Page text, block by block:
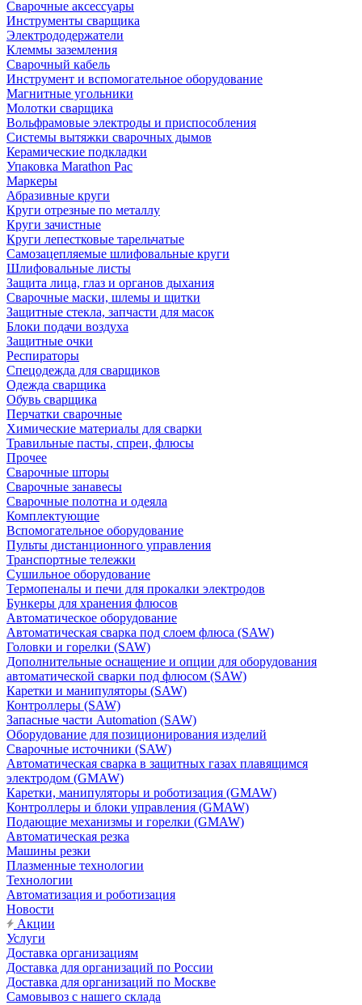
Сварочные аксессуары
Инструменты сварщика
Электрододержатели
Клеммы заземления
Сварочный кабель
Инструмент и вспомогательное оборудование
Магнитные угольники
Молотки сварщика
Вольфрамовые электроды и приспособления
Системы вытяжки сварочных дымов
Керамические подкладки
Упаковка Marathon Pac
Маркеры
Абразивные круги
Круги отрезные по металлу
Круги зачистные
Круги лепестковые тарельчатые
Самозацепляемые шлифовальные круги
Шлифовальные листы
Защита лица, глаз и органов дыхания
Сварочные маски, шлемы и щитки
Защитные стекла, запчасти для масок
Блоки подачи воздуха
Защитные очки
Респираторы
Спецодежда для сварщиков
Одежда сварщика
Обувь сварщика
Перчатки сварочные
Химические материалы для сварки
Травильные пасты, спреи, флюсы
Прочее
Сварочные шторы
Сварочные занавесы
Сварочные полотна и одеяла
Комплектующие
Вспомогательное оборудование
Пульты дистанционного управления
Транспортные тележки
Сушильное оборудование
Термопеналы и печи для прокалки электродов
Бункеры для хранения флюсов
Автоматическое оборудование
Автоматическая сварка под слоем флюса (SAW)
Головки и горелки (SAW)
Дополнительные оснащение и опции для оборудования
автоматической сварки под флюсом (SAW)
Каретки и манипуляторы (SAW)
Контроллеры (SAW)
Запасные части Automation (SAW)
Оборудование для позиционирования изделий
Сварочные источники (SAW)
Автоматическая сварка в защитных газах плавящимся
электродом (GMAW)
Каретки, манипуляторы и роботизация (GMAW)
Контроллеры и блоки управления (GMAW)
Подающие механизмы и горелки (GMAW)
Автоматическая резка
Машины резки
Плазменные технологии
Технологии
Автоматизация и роботизация
Новости
Акции
Услуги
Доставка организациям
Доставка для организаций по России
Доставка для организаций по Москве
Самовывоз с нашего склада